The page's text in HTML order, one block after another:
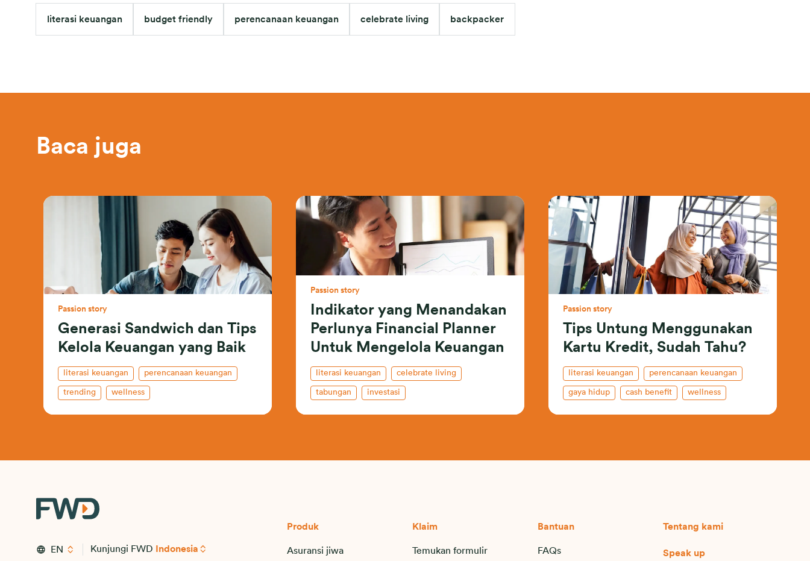
literasi keuangan budget friendly perencanaan keuangan celebrate living backpacker
Baca juga
Passion story
Generasi Sandwich dan Tips
Kelola Keuangan yang Baik
literasi keuangan perencanaan keuangan
trending wellness
Passion story
Indikator yang Menandakan
Perlunya Financial Planner
Untuk Mengelola Keuangan
literasi keuangan celebrate living
tabungan investasi
Passion story
Tips Untung Menggunakan
Kartu Kredit, Sudah Tahu?
literasi keuangan perencanaan keuangan
gaya hidup cash benefit wellness
EN Kunjungi FWD Indonesia
Produk
Asuransi jiwa
Klaim
Temukan formulir
Bantuan
FAQs
Tentang kami
Speak up